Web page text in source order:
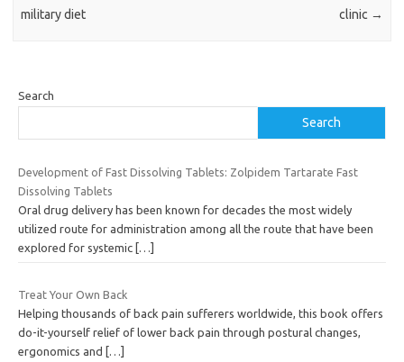
military diet
clinic →
Search
Search
Development of Fast Dissolving Tablets: Zolpidem Tartarate Fast
Dissolving Tablets
Oral drug delivery has been known for decades the most widely
utilized route for administration among all the route that have been
explored for systemic […]
Treat Your Own Back
Helping thousands of back pain sufferers worldwide, this book offers
do-it-yourself relief of lower back pain through postural changes,
ergonomics and […]